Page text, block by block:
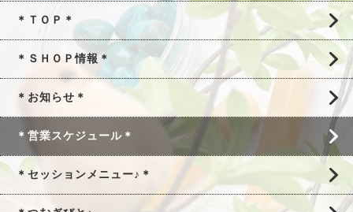
＊ＴＯＰ＊
＊ＳＨＯＰ情報＊
＊お知らせ＊
＊営業スケジュール＊
＊セッションメニュー♪＊